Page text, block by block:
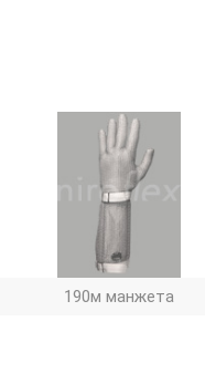
190м манжета